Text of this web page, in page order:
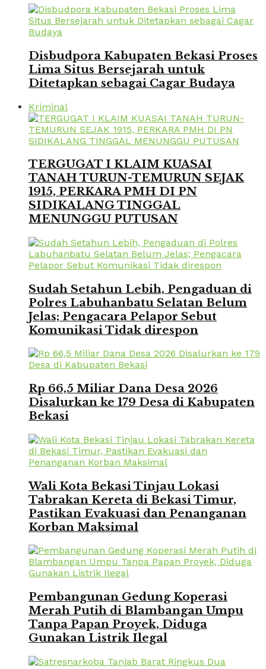
Disbudpora Kabupaten Bekasi Proses
Lima Situs Bersejarah untuk
Ditetapkan sebagai Cagar Budaya
Kriminal
TERGUGAT I KLAIM KUASAI
TANAH TURUN-TEMURUN SEJAK
1915, PERKARA PMH DI PN
SIDIKALANG TINGGAL
MENUNGGU PUTUSAN
Sudah Setahun Lebih, Pengaduan di
Polres Labuhanbatu Selatan Belum
Jelas; Pengacara Pelapor Sebut
Komunikasi Tidak direspon
Rp 66,5 Miliar Dana Desa 2026
Disalurkan ke 179 Desa di Kabupaten
Bekasi
Wali Kota Bekasi Tinjau Lokasi
Tabrakan Kereta di Bekasi Timur,
Pastikan Evakuasi dan Penanganan
Korban Maksimal
Pembangunan Gedung Koperasi
Merah Putih di Blambangan Umpu
Tanpa Papan Proyek, Diduga
Gunakan Listrik Ilegal